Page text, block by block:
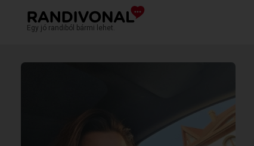
Egy jó randiból bármi lehet.